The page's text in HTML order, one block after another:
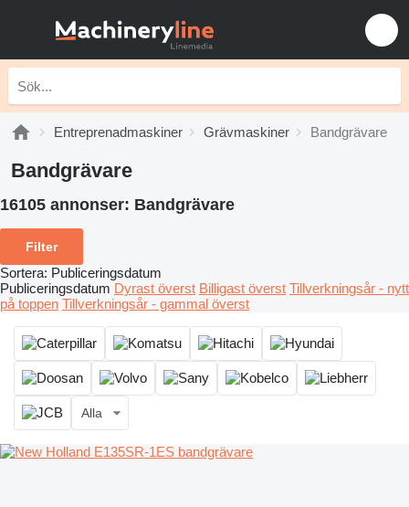
Entreprenadmaskiner Grävmaskiner Bandgrävare
Bandgrävare
16105 annonser: Bandgrävare
Filter
Sortera: Publiceringsdatum
Publiceringsdatum Dyrast överst Billigast överst Tillverkningsår - nytt
på toppen Tillverkningsår - gammal överst
Alla